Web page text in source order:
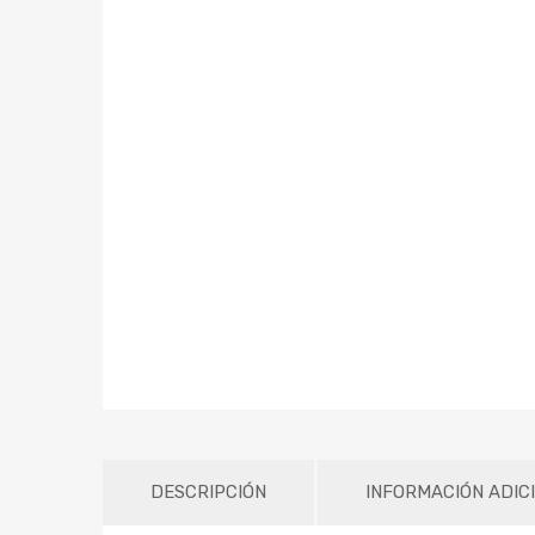
DESCRIPCIÓN INFORMACIÓN